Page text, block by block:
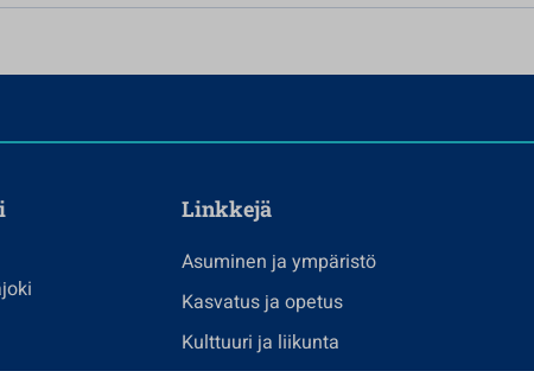
Linkkejä
Asuminen ja ympäristö
Kasvatus ja opetus
Kulttuuri ja liikunta